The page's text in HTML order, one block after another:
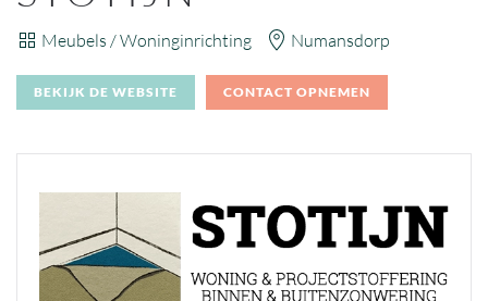
Meubels / Woninginrichting Numansdorp
BEKIJK DE WEBSITE CONTACT OPNEMEN